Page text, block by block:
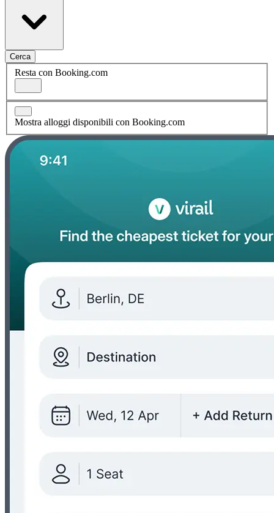
Cerca
Resta con Booking.com
Mostra alloggi disponibili con Booking.com